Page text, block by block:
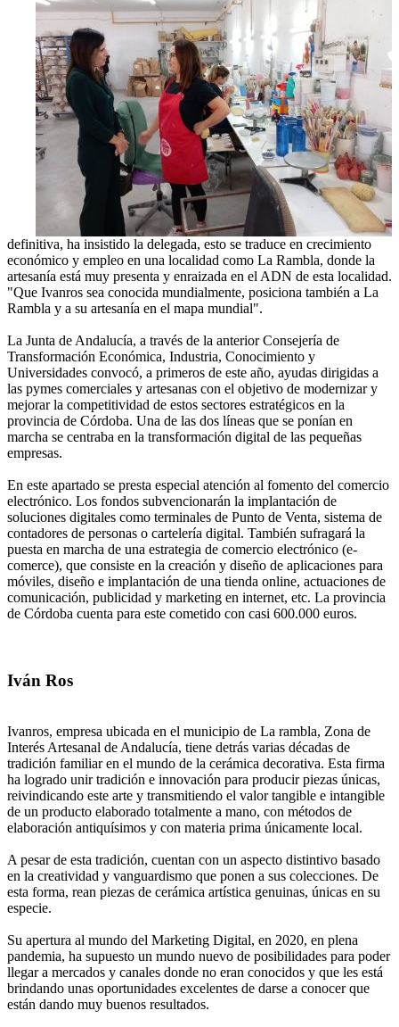
definitiva, ha insistido la delegada, esto se traduce en crecimiento
económico y empleo en una localidad como La Rambla, donde la
artesanía está muy presenta y enraizada en el ADN de esta localidad.
"Que Ivanros sea conocida mundialmente, posiciona también a La
Rambla y a su artesanía en el mapa mundial".
La Junta de Andalucía, a través de la anterior Consejería de
Transformación Económica, Industria, Conocimiento y
Universidades convocó, a primeros de este año, ayudas dirigidas a
las pymes comerciales y artesanas con el objetivo de modernizar y
mejorar la competitividad de estos sectores estratégicos en la
provincia de Córdoba. Una de las dos líneas que se ponían en
marcha se centraba en la transformación digital de las pequeñas
empresas.
En este apartado se presta especial atención al fomento del comercio
electrónico. Los fondos subvencionarán la implantación de
soluciones digitales como terminales de Punto de Venta, sistema de
contadores de personas o cartelería digital. También sufragará la
puesta en marcha de una estrategia de comercio electrónico (e-
comerce), que consiste en la creación y diseño de aplicaciones para
móviles, diseño e implantación de una tienda online, actuaciones de
comunicación, publicidad y marketing en internet, etc. La provincia
de Córdoba cuenta para este cometido con casi 600.000 euros.
Iván Ros
Ivanros, empresa ubicada en el municipio de La rambla, Zona de
Interés Artesanal de Andalucía, tiene detrás varias décadas de
tradición familiar en el mundo de la cerámica decorativa. Esta firma
ha logrado unir tradición e innovación para producir piezas únicas,
reivindicando este arte y transmitiendo el valor tangible e intangible
de un producto elaborado totalmente a mano, con métodos de
elaboración antiquísimos y con materia prima únicamente local.
A pesar de esta tradición, cuentan con un aspecto distintivo basado
en la creatividad y vanguardismo que ponen a sus colecciones. De
esta forma, rean piezas de cerámica artística genuinas, únicas en su
especie.
Su apertura al mundo del Marketing Digital, en 2020, en plena
pandemia, ha supuesto un mundo nuevo de posibilidades para poder
llegar a mercados y canales donde no eran conocidos y que les está
brindando unas oportunidades excelentes de darse a conocer que
están dando muy buenos resultados.